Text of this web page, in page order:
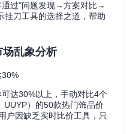
通过"问题发现→方案对比→
挂刀工具的选择之道，帮助
场乱象分析
30%
达30%以上，手动对比4个
UUYP）的50款热门饰品价
户因缺乏实时比价工具，只